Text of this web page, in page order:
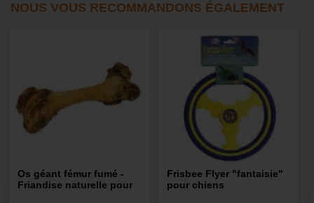
NOUS VOUS RECOMMANDONS ÉGALEMENT
Os géant fémur fumé -
Friandise naturelle pour
Frisbee Flyer "fantaisie"
pour chiens